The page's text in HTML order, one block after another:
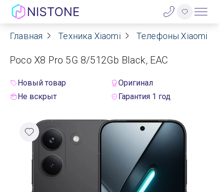
Акции
О нас
Реквизиты
Контакты
Главная Техника Xiaomi Телефоны Xiaomi
Poco X8 Pro 5G 8/512Gb Black, EAC
Новый товар
Оригинал
Не вскрыт
Гарантия 1 год